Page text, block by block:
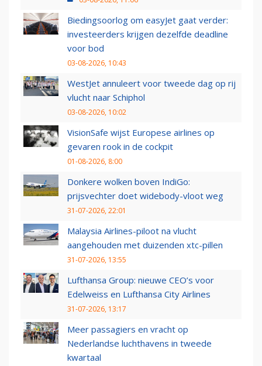
Biedingsoorlog om easyJet gaat verder:
investeerders krijgen dezelfde deadline
voor bod
03-08-2026, 10:43
WestJet annuleert voor tweede dag op rij
vlucht naar Schiphol
03-08-2026, 10:02
VisionSafe wijst Europese airlines op
gevaren rook in de cockpit
01-08-2026, 8:00
Donkere wolken boven IndiGo:
prijsvechter doet widebody-vloot weg
31-07-2026, 22:01
Malaysia Airlines-piloot na vlucht
aangehouden met duizenden xtc-pillen
31-07-2026, 13:55
Lufthansa Group: nieuwe CEO’s voor
Edelweiss en Lufthansa City Airlines
31-07-2026, 13:17
Meer passagiers en vracht op
Nederlandse luchthavens in tweede
kwartaal